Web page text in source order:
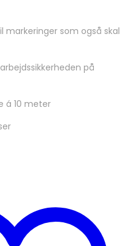
markeringer som også skal
på
á 10 meter